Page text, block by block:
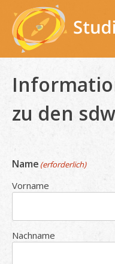
content
zu den
Name (erforderlich)
Vorname
Nachname